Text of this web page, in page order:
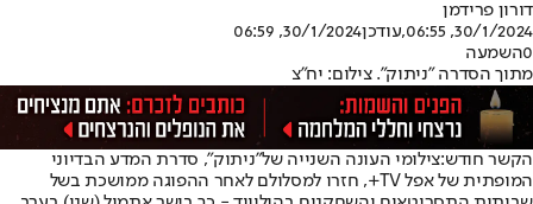
דורון פרידמן
30/1/2024, 06:55
,עודכן30/1/2024, 06:59
0השמעה
מתוך הסדרה "ניתוק". צילום: יח"צ
הקשר חודש:צילומי העונה השנייה של"ניתוק", סדרת המדע הבדיוני
המופתית של אפל TV+, חזרו למסלולם לאחר ההפוגה ממושכת בשל